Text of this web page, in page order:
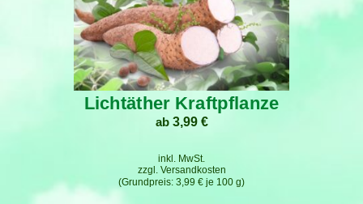
Lichtäther Kraftpflanze
ab 3,99 €
3,99 € je 100 g
inkl. MwSt.
zzgl. Versandkosten